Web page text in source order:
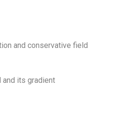
and conservative field
its gradient